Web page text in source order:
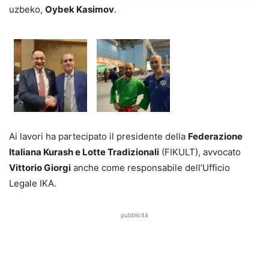
uzbeko, Oybek Kasimov.
Ai lavori ha partecipato il presidente della Federazione
Italiana Kurash e Lotte Tradizionali (FIKULT), avvocato
Vittorio Giorgi anche come responsabile dell’Ufficio
Legale IKA.
pubblicità